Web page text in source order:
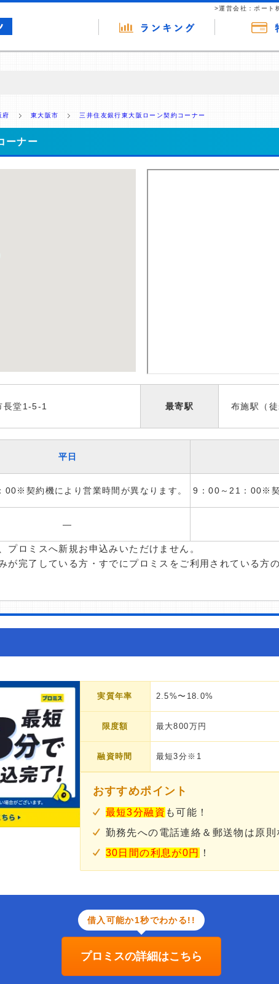
>運営会社：ポート
提供を行っています。
府 東大阪市 三井住友銀行東大阪ローン契約コーナー
ーナー
長堂1-5-1 最寄駅 布施駅（
平日
00※契約機により営業時間が異なります。 9：00～21：00※
―
ロミスへ新規お申込みいただけません。
が完了している方・すでにプロミスをご利用されている方
実質年率 2.5%〜18.0%
限度額 最大800万円
融資時間 最短3分※1
おすすめポイント
最短3分融資 も可能！
勤務先への電話連絡＆郵送物は原則
30日間の利息が0円
！
借入可能か1秒でわかる!!
プロミスの詳細はこちら